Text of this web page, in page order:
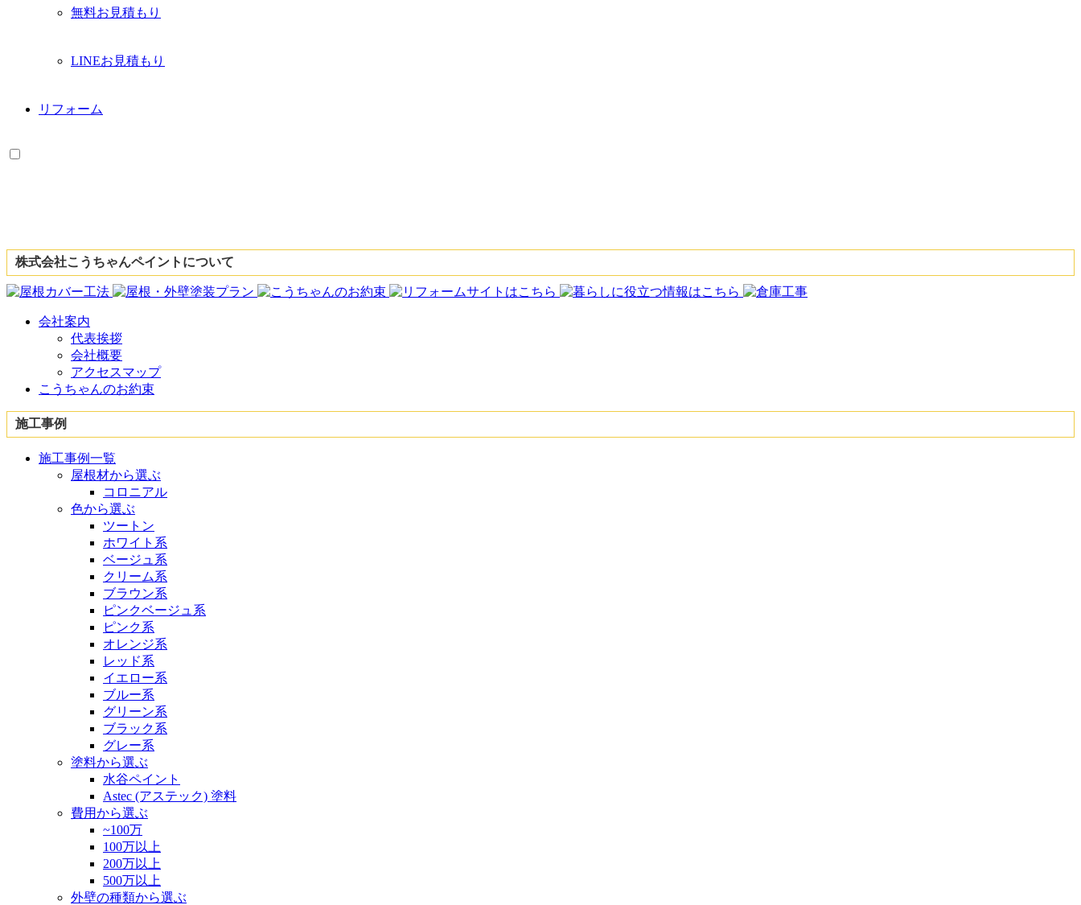
無料お見積もり
LINEお見積もり
リフォーム
株式会社こうちゃんペイントについて
会社案内
代表挨拶
会社概要
アクセスマップ
こうちゃんのお約束
施工事例
施工事例一覧
屋根材から選ぶ
コロニアル
色から選ぶ
ツートン
ホワイト系
ベージュ系
クリーム系
ブラウン系
ピンクベージュ系
ピンク系
オレンジ系
レッド系
イエロー系
ブルー系
グリーン系
ブラック系
グレー系
塗料から選ぶ
水谷ペイント
Astec (アステック) 塗料
費用から選ぶ
~100万
100万以上
200万以上
500万以上
外壁の種類から選ぶ